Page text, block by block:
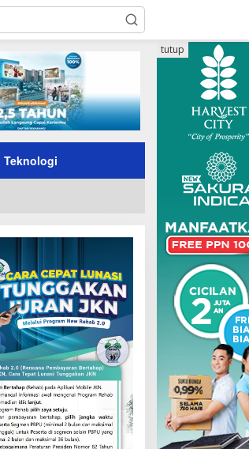
Teknologi
tutup